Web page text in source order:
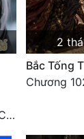
Chương 1136: Đại Kết Cục
2
Bắc Tống